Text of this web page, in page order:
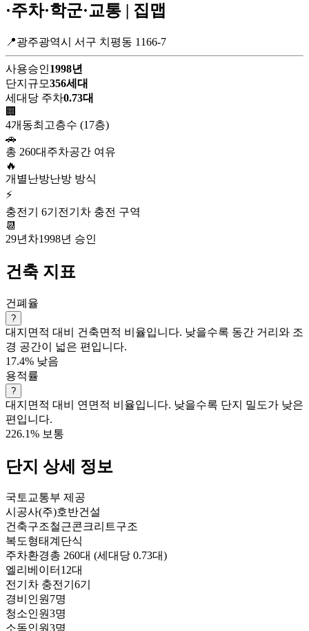
·주차·학군·교통 | 집맵
📍광주광역시 서구 치평동 1166-7
사용승인1998년
단지규모356세대
세대당 주차0.73대
🏢
4개동최고층수 (17층)
🚗
총 260대 주차공간 여유
🔥
개별난방난방 방식
⚡
충전기 6기 전기차 충전 구역
📆
29년차1998년 승인
건축 지표
건폐율
?
대지면적 대비 건축면적 비율입니다. 낮을수록 동간 거리와 조
경 공간이 넓은 편입니다.
17.4% 낮음
용적률
?
대지면적 대비 연면적 비율입니다. 낮을수록 단지 밀도가 낮은
편입니다.
226.1% 보통
단지 상세 정보
국토교통부 제공
시공사(주)호반건설
건축구조철근콘크리트구조
복도형태계단식
주차환경총 260대 (세대당 0.73대)
엘리베이터 12대
전기차 충전기 6기
경비인원7명
청소인원3명
소독인원3명